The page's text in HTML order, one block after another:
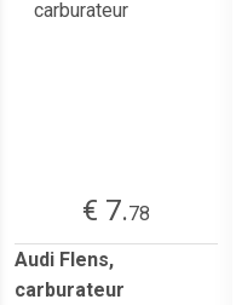
€ 7.78
Audi Flens,
carburateur